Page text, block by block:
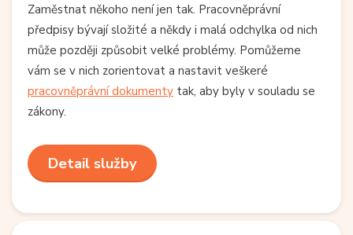
Zaměstnat někoho není jen tak. Pracovněprávní
předpisy bývají složité a někdy i malá odchylka od nich
může později způsobit velké problémy. Pomůžeme
vám se v nich zorientovat a nastavit veškeré
pracovněprávní dokumenty tak, aby byly v souladu se
zákony.
Detail služby